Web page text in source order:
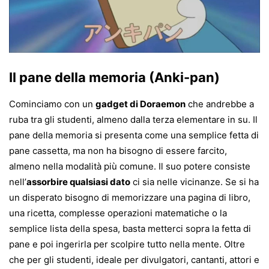
Il pane della memoria (Anki-pan)
Cominciamo con un gadget di Doraemon che andrebbe a
ruba tra gli studenti, almeno dalla terza elementare in su. Il
pane della memoria si presenta come una semplice fetta di
pane cassetta, ma non ha bisogno di essere farcito,
almeno nella modalità più comune. Il suo potere consiste
nell’assorbire qualsiasi dato ci sia nelle vicinanze. Se si ha
un disperato bisogno di memorizzare una pagina di libro,
una ricetta, complesse operazioni matematiche o la
semplice lista della spesa, basta metterci sopra la fetta di
pane e poi ingerirla per scolpire tutto nella mente. Oltre
che per gli studenti, ideale per divulgatori, cantanti, attori e